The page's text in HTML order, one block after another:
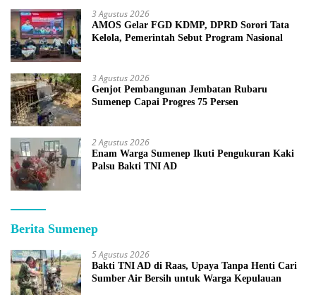
3 Agustus 2026
AMOS Gelar FGD KDMP, DPRD Sorori Tata
Kelola, Pemerintah Sebut Program Nasional
3 Agustus 2026
Genjot Pembangunan Jembatan Rubaru
Sumenep Capai Progres 75 Persen
2 Agustus 2026
Enam Warga Sumenep Ikuti Pengukuran Kaki
Palsu Bakti TNI AD
Berita Sumenep
5 Agustus 2026
Bakti TNI AD di Raas, Upaya Tanpa Henti Cari
Sumber Air Bersih untuk Warga Kepulauan